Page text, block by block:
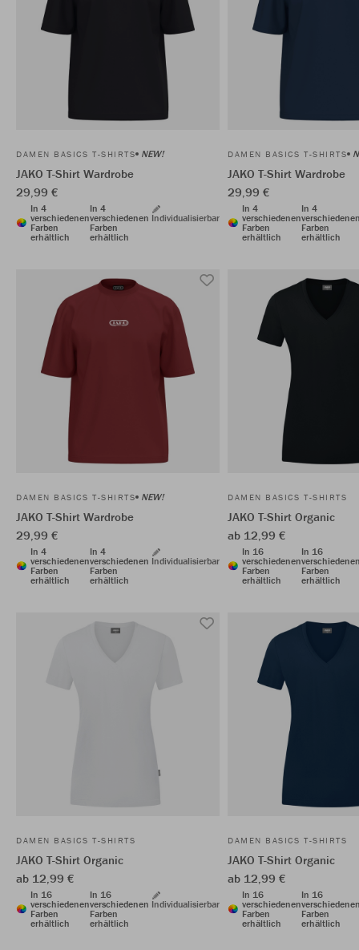
DAMEN BASICS T-SHIRTS NEW!
JAKO T-Shirt Wardrobe
29,99 €
In 4
verschiedenen
Farben
erhältlich
In 4
verschiedenen
Farben
erhältlich
Individualisierbar
DAMEN BASICS T-SHIRTS
JAKO T-Shirt Wardrobe
29,99 €
In 4
verschiedenen
Farben
erhältlich
In 4
Farben
erhältlich
DAMEN BASICS T-SHIRTS NEW!
JAKO T-Shirt Wardrobe
29,99 €
In 4
verschiedenen
Farben
erhältlich
In 4
verschiedenen
Farben
erhältlich
Individualisierbar
DAMEN BASICS T-SHIRTS
JAKO T-Shirt Organic
ab 12,99 €
In 16
verschiedenen
Farben
erhältlich
In 16
Farben
erhältlich
DAMEN BASICS T-SHIRTS
JAKO T-Shirt Organic
ab 12,99 €
In 16
verschiedenen
Farben
erhältlich
In 16
verschiedenen
Farben
erhältlich
Individualisierbar
DAMEN BASICS T-SHIRTS
JAKO T-Shirt Organic
ab 12,99 €
In 16
verschiedenen
Farben
erhältlich
In 16
Farben
erhältlich